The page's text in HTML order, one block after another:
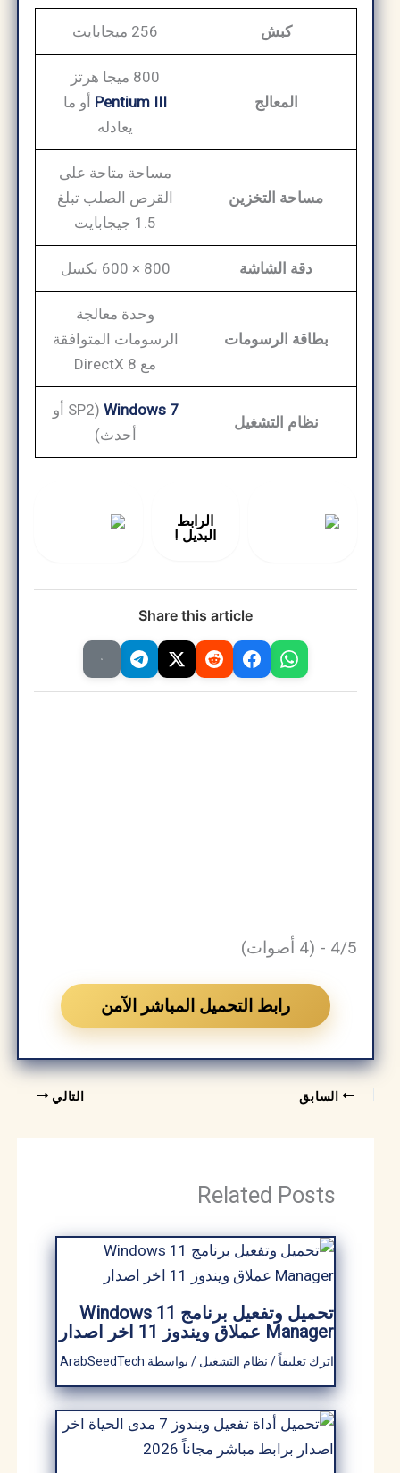
كبش 256 ميجابايت
المعالج
800 ميجا هرتز
Pentium IIIأو ما
يعادله
مساحة التخزين
مساحة متاحة على
القرص الصلب تبلغ
1.5 جيجابايت
دقة الشاشة 800 × 600 بكسل
بطاقة الرسومات
وحدة معالجة
الرسومات المتوافقة
مع DirectX 8
نظام التشغيل
Windows 7
(SP2 أو
أحدث)
الرابط
البديل !
Share this article
4/5 - (4 أصوات)
رابط التحميل المباشر الآمن
السابق التالي
Related Posts
تحميل وتفعيل برنامج Windows 11
Manager عملاق ويندوز 11 اخر اصدار
اترك تعليقاً/ نظام التشغيل/ بواسطةArabSeedTech